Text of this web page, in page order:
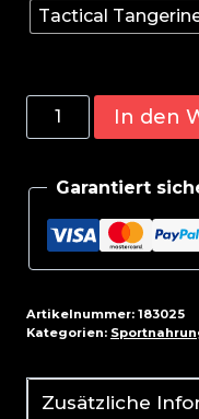
Tactical
Genius
Nutrition
Gaming
240g
Menge
In den
Garantiert
Artikelnummer: 183025
Kategorien:
Zusätzliche